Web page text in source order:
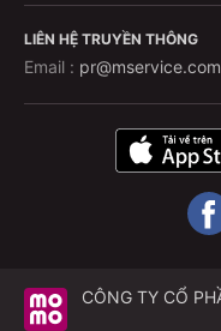
LIÊN HỆ TRUYỀN THÔNG
Email :
CÔNG TY CỔ